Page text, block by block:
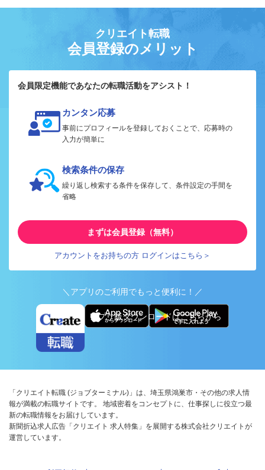
クリエイト転職
会員登録のメリット
会員限定機能であなたの転職活動をアシスト！
カンタン応募
事前にプロフィールを登録しておくことで、応募時の
入力が簡単に
検索条件の保存
繰り返し検索する条件を保存して、条件設定の手間を
省略
まずは会員登録（無料）
アカウントをお持ちの方 ログインはこちら＞
＼アプリのご利用でもっと便利に！／
アプリ版ダウンロードはこちらから
「クリエイト転職 (ジョブターミナル)」は、埼玉県鴻巣市・その他の求人情
報が満載の転職サイトです。 地域密着をコンセプトに、仕事探しに役立つ最
新の転職情報をお届けしています。
新聞折込求人広告「クリエイト 求人特集」を展開する株式会社クリエイトが
運営しています。